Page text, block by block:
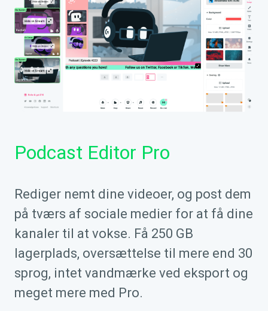
Podcast Editor Pro
Rediger nemt dine videoer, og post dem
på tværs af sociale medier for at få dine
kanaler til at vokse. Få 250 GB
lagerplads, oversættelse til mere end 30
sprog, intet vandmærke ved eksport og
meget mere med Pro.